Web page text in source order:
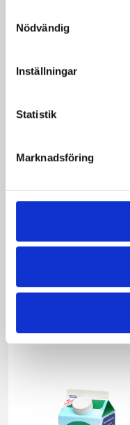
Nödvändig
Inställningar
Statistik
Marknadsföring
Laktosfri 0,5% 1
Mjölkdrycken
liter